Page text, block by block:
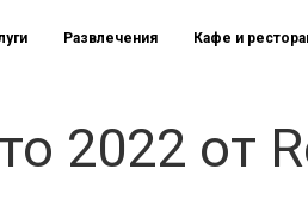
Развлечения Кафе и
2022 от